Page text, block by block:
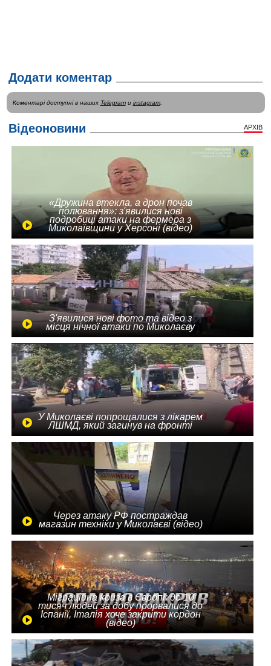
Додати коментар
Коментарі доступні в наших Telegramи instagram.
Відеоновини АРХІВ
«Дружина втекла, а дрон почав
полювання»: з'явилися нові
подробиці атаки на фермера з
Миколаївщини у Херсоні (відео)
З'явилися нові фото та відео з
місця нічної атаки по Миколаєву
У Миколаєві попрощалися з лікарем
ЛШМД, який загинув на фронті
Через атаку РФ постраждав
магазин техніки у Миколаєві (відео)
Міграційна криза в Європі: до 10
тисяч людей за добу прорвалися до
Іспанії, Італія хоче закрити кордон
(відео)